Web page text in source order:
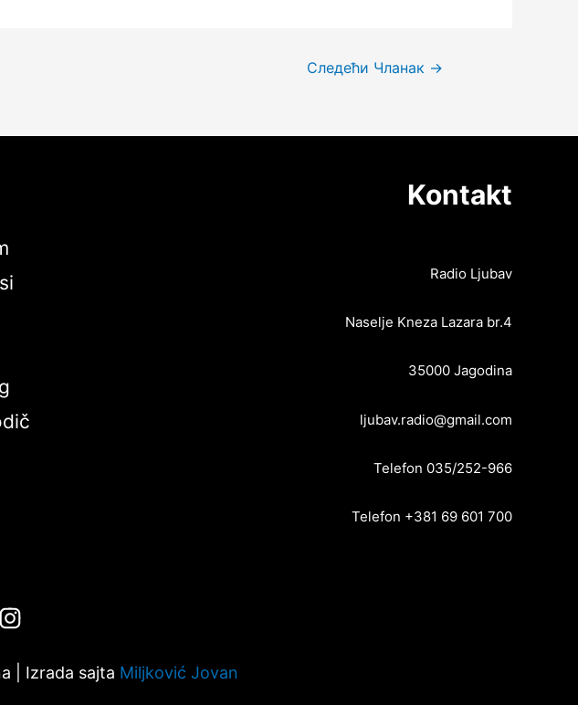
Следећи Чланак →
Kontakt
Radio Ljubav
Naselje Kneza Lazara br.4
35000 Jagodina
ljubav.radio@gmail.com
Telefon 035/252-966
Telefon +381 69 601 700
| Izrada sajta Miljković Jovan